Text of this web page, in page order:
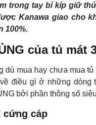
trong tay bí kíp giữ
Kanawa giao cho
100%.
của tủ mát
dù mua hay chưa mua
điều gì ở những dòng
bởi phần thông số
cứng cáp